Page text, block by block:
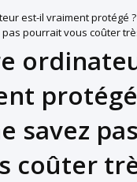
est-il vraiment protégé
pas pourrait vous coûter
savez
coûter